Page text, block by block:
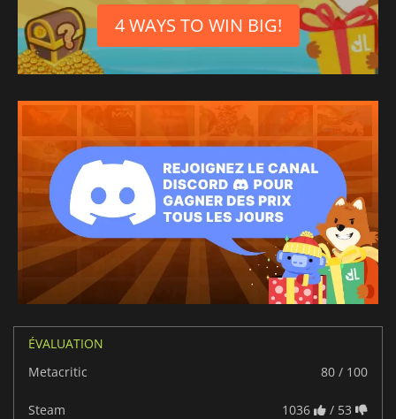
4 WAYS TO WIN BIG!
ÉVALUATION
Metacritic
80 / 100
Steam 1036 / 53